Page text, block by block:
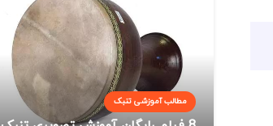
مطالب آموزشی تنبک